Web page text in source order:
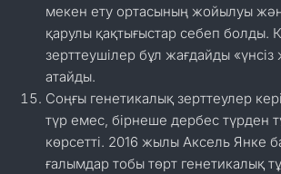
мекен ету ортасының жойылуы
қарулы қақтығыстар себеп болды.
зерттеушілер бұл жағдайды
атайды.
Соңғы генетикалық зерттеулер
түр емес, бірнеше дербес түрден
көрсетті. 2016 жылы Аксель Янке
ғалымдар тобы төрт генетикалық